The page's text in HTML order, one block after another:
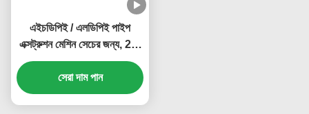
এইচডিপিই / এলডিপিই পাইপ
এক্সট্রুশন মেশিন সেচের জন্য, 2-3
কো-এক্সট্রুডিং ডাই পাইপ এক্সট্রুডার
সেরা দাম পান